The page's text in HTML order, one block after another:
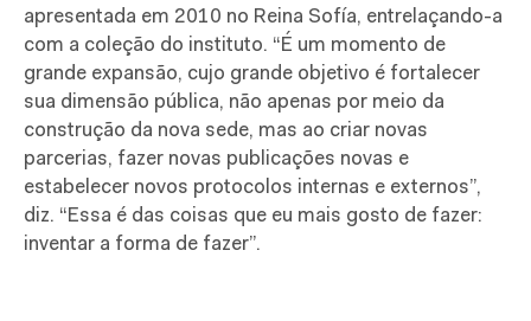
apresentada em 2010 no Reina Sofía, entrelaçando-a
com a coleção do instituto. “É um momento de
grande expansão, cujo grande objetivo é fortalecer
sua dimensão pública, não apenas por meio da
construção da nova sede, mas ao criar novas
parcerias, fazer novas publicações novas e
estabelecer novos protocolos internas e externos”,
diz. “Essa é das coisas que eu mais gosto de fazer:
inventar a forma de fazer”.